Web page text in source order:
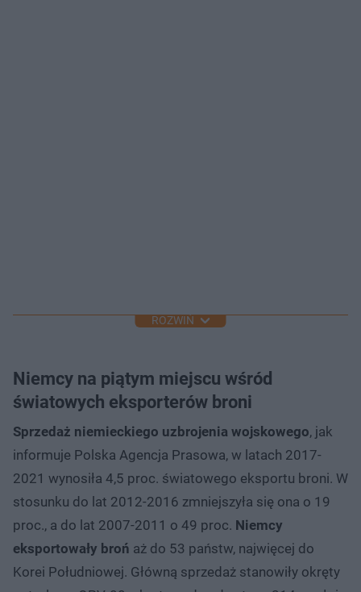
ROZWIŃ
Niemcy na piątym miejscu wśród
światowych eksporterów broni
Sprzedaż niemieckiego uzbrojenia wojskowego, jak
informuje Polska Agencja Prasowa, w latach 2017-
2021 wynosiła 4,5 proc. światowego eksportu broni. W
stosunku do lat 2012-2016 zmniejszyła się ona o 19
proc., a do lat 2007-2011 o 49 proc. Niemcy
eksportowały broń aż do 53 państw, najwięcej do
Korei Południowej. Główną sprzedaż stanowiły okręty